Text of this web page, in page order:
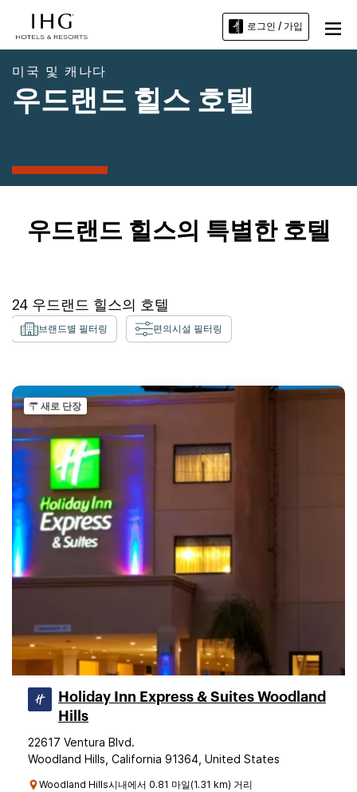
로그인 / 가입
미국 및 캐나다
우드랜드 힐스 호텔
우드랜드 힐스의 특별한 호텔
24 우드랜드 힐스의 호텔
브랜드별 필터링 편의시설 필터링
새로 단장
Holiday Inn Express & Suites Woodland
Hills
22617 Ventura Blvd.
Woodland Hills, California 91364, United States
Woodland Hills시내에서 0.81 마일(1.31 km) 거리